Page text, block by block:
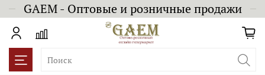
GAEM - Оптовые и розничные продажи